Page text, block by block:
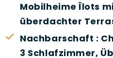
Mobilheime Îlots
überdachter
Nachbarschaft :
3 Schlafzimmer,